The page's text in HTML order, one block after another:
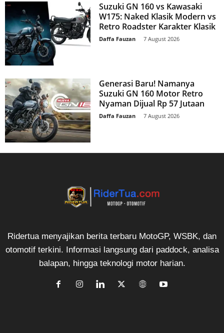
Suzuki GN 160 vs Kawasaki
W175: Naked Klasik Modern vs
Retro Roadster Karakter Klasik
Daffa Fauzan 7 August 2026
Generasi Baru! Namanya
Suzuki GN 160 Motor Retro
Nyaman Dijual Rp 57 Jutaan
Daffa Fauzan 7 August 2026
Ridertua menyajikan berita terbaru MotoGP, WSBK, dan
otomotif terkini. Informasi langsung dari paddock, analisa
balapan, hingga teknologi motor harian.